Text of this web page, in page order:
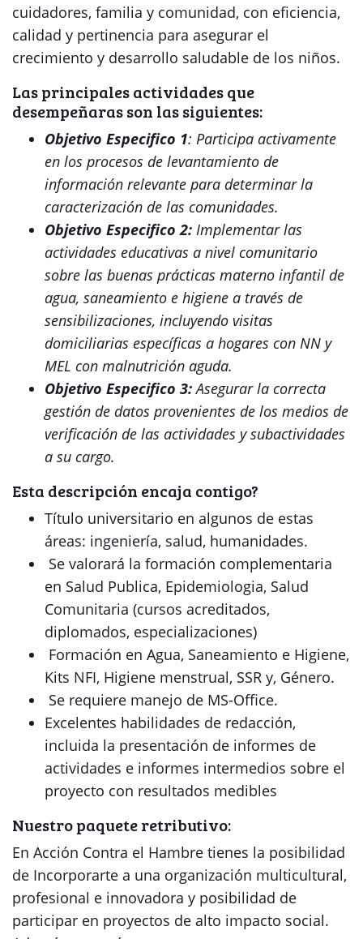
cuidadores, familia y comunidad, con eficiencia,
calidad y pertinencia para asegurar el
crecimiento y desarrollo saludable de los niños.
Las principales actividades que
desempeñaras son las siguientes:
Objetivo Especifico 1: Participa activamente
en los procesos de levantamiento de
información relevante para determinar la
caracterización de las comunidades.
Objetivo Especifico 2: Implementar las
actividades educativas a nivel comunitario
sobre las buenas prácticas materno infantil de
agua, saneamiento e higiene a través de
sensibilizaciones, incluyendo visitas
domiciliarias específicas a hogares con NN y
MEL con malnutrición aguda.
Objetivo Especifico 3:Asegurar la correcta
gestión de datos provenientes de los medios de
verificación de las actividades y subactividades
a su cargo.
Esta descripción encaja contigo?
Título universitario en algunos de estas
áreas: ingeniería, salud, humanidades.
Se valorará la formación complementaria
en Salud Publica, Epidemiologia, Salud
Comunitaria (cursos acreditados,
diplomados, especializaciones)
Formación en Agua, Saneamiento e Higiene,
Kits NFI, Higiene menstrual, SSR y, Género.
Se requiere manejo de MS-Office.
Excelentes habilidades de redacción,
incluida la presentación de informes de
actividades e informes intermedios sobre el
proyecto con resultados medibles
Nuestro paquete retributivo:
En Acción Contra el Hambre tienes la posibilidad
de Incorporarte a una organización multicultural,
profesional e innovadora y posibilidad de
participar en proyectos de alto impacto social.